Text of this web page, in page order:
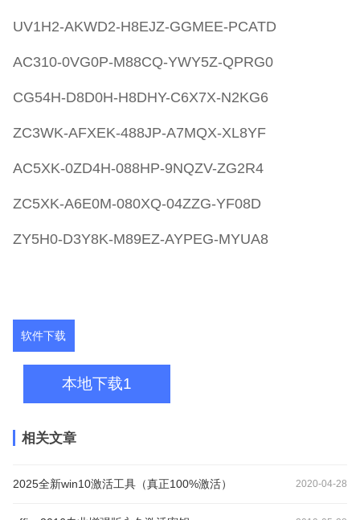
UV1H2-AKWD2-H8EJZ-GGMEE-PCATD
AC310-0VG0P-M88CQ-YWY5Z-QPRG0
CG54H-D8D0H-H8DHY-C6X7X-N2KG6
ZC3WK-AFXEK-488JP-A7MQX-XL8YF
AC5XK-0ZD4H-088HP-9NQZV-ZG2R4
ZC5XK-A6E0M-080XQ-04ZZG-YF08D
ZY5H0-D3Y8K-M89EZ-AYPEG-MYUA8
软件下载
本地下载1
相关文章
2025全新win10激活工具（真正100%激活） 2020-04-28